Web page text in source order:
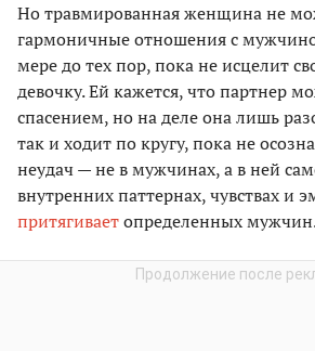
Но травмированная женщина не
гармоничные отношения с
мере до тех пор, пока не исцелит
девочку. Ей кажется, что партнер
спасением, но на деле она лишь
так и ходит по кругу, пока не
неудач — не в мужчинах, а в ней
внутренних паттернах, чувствах и
притягиваетопределенных